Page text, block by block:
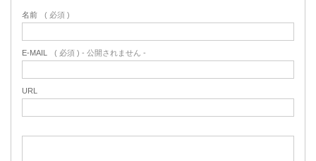
名前 ( 必須 )
E-MAIL ( 必須 ) - 公開されません -
URL